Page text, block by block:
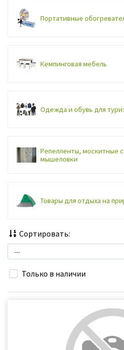
Портативные
Кемпинговая мебель
Одежда и обувь для
Репелленты, москитные
мышеловки
Товары для отдыха на
Сортировать:
Только в наличии